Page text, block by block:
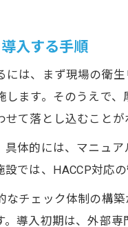
入する手順
は、まず現場の衛
ます。そのうえで
て落とし込むことが
体的には、マニュ
では、HACCP対応
チェック体制の構
導入初期は、外部専